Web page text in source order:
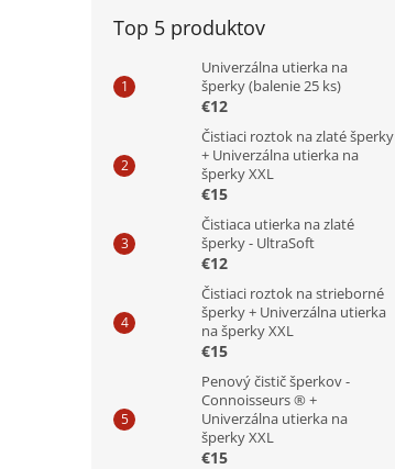
Top 5 produktov
Univerzálna utierka na
šperky (balenie 25 ks)
€12
Čistiaci roztok na zlaté šperky
+ Univerzálna utierka na
šperky XXL
€15
Čistiaca utierka na zlaté
šperky - UltraSoft
€12
Čistiaci roztok na strieborné
šperky + Univerzálna utierka
na šperky XXL
€15
Penový čistič šperkov -
Connoisseurs ® +
Univerzálna utierka na
šperky XXL
€15